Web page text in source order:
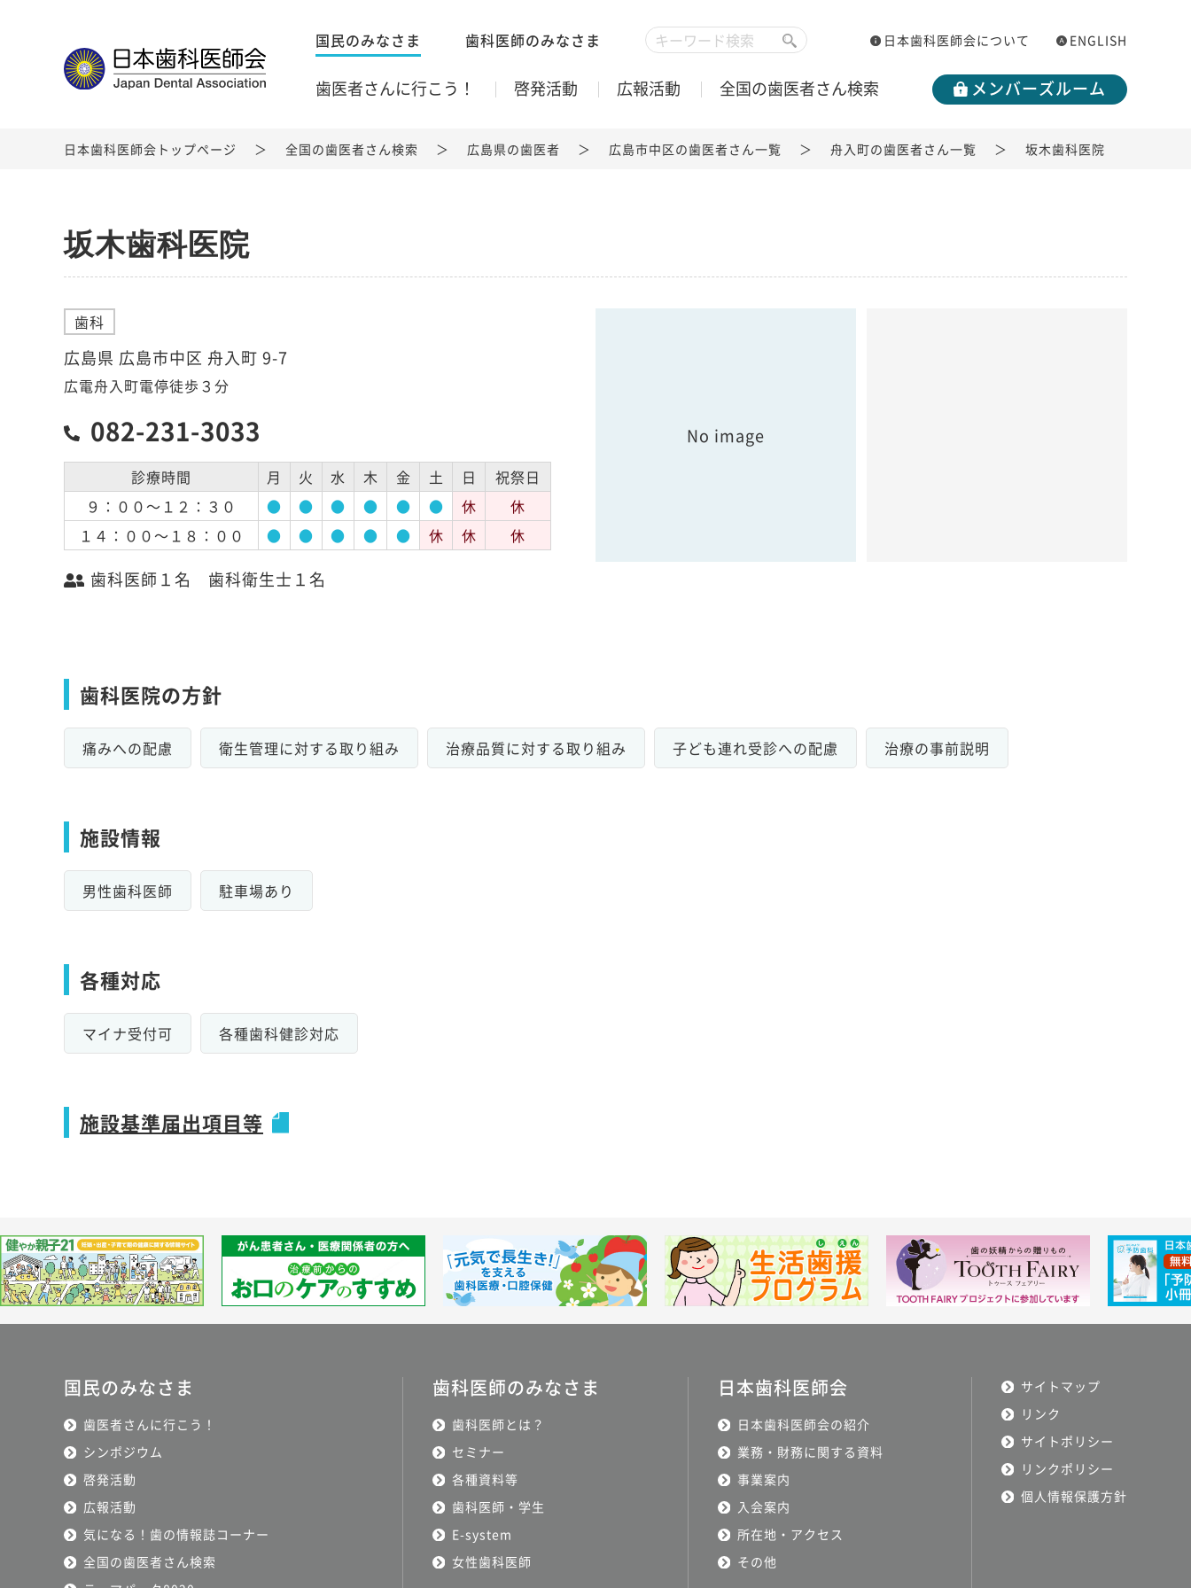
国民のみなさま 歯科医師のみなさま 日本歯科医師会について ENGLISH
歯医者さんに行こう！ 啓発活動 広報活動 全国の歯医者さん検索 メンバーズルーム
日本歯科医師会トップページ 全国の歯医者さん検索 広島県の歯医者 広島市中区の歯医者さん一覧 舟入町の歯医者さん一覧 坂木歯科医院
坂木歯科医院
歯科
広島県 広島市中区 舟入町 9-7
広電舟入町電停徒歩３分
082-231-3033
診療時間 月 火 水 木 金 土 日
祝祭日
９：００～１２：３０
● ● ● ● ● ● 休
休
１４：００～１８：００
● ● ● ● ● 休 休 休
歯科医師１名 歯科衛生士１名
No image
歯科医院の方針
痛みへの配慮 衛生管理に対する取り組み 治療品質に対する取り組み 子ども連れ受診への配慮 治療の事前説明
施設情報
男性歯科医師 駐車場あり
各種対応
マイナ受付可 各種歯科健診対応
施設基準届出項目等
国民のみなさま
歯医者さんに行こう！
シンポジウム
啓発活動
広報活動
気になる！歯の情報誌コーナー
全国の歯医者さん検索
歯科医師のみなさま
歯科医師とは？
セミナー
各種資料等
歯科医師・学生
E-system
女性歯科医師
日本歯科医師会
日本歯科医師会の紹介
業務・財務に関する資料
事業案内
入会案内
所在地・アクセス
その他
サイトマップ
リンク
サイトポリシー
リンクポリシー
個人情報保護方針